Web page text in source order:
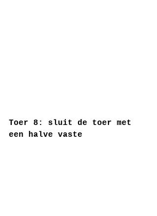
Toer 8: sluit de toer met
een halve vaste